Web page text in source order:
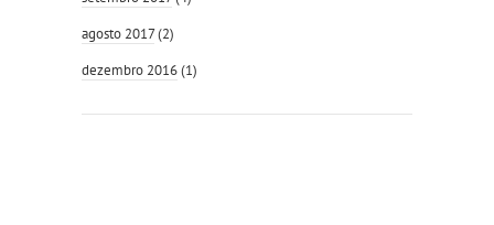
agosto 2017(2)
dezembro 2016(1)